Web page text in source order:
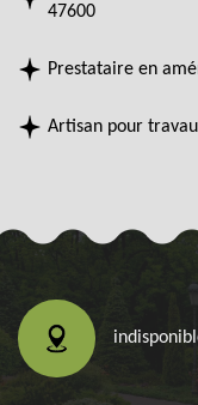
47600
Prestataire en
Artisan pour